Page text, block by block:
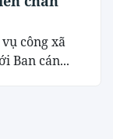
công xã
Ban cán...